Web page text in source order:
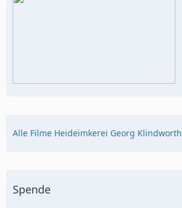
Alle Filme Heideimkerei Georg Klindworth
Spende